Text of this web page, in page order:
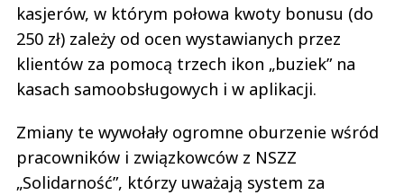
kasjerów, w którym połowa kwoty bonusu (do
250 zł) zależy od ocen wystawianych przez
klientów za pomocą trzech ikon „buziek” na
kasach samoobsługowych i w aplikacji.
Zmiany te wywołały ogromne oburzenie wśród
pracowników i związkowców z NSZZ
„Solidarność”, którzy uważają system za